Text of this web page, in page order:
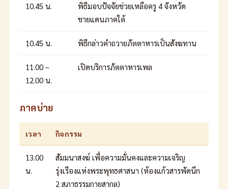
10.45 น.
พิธีมอบปัจจัยช่วยเหลือครู 4 จังหวัด
ชายแดนภาคใต้
10.45 น. พิธีกล่าวคำถวายภัตตาหารเป็นสังฆทาน
11.00 –
12.00 น.
เปิดบริการภัตตาหารเพล
ภาคบ่าย
เวลา กิจกรรม
13.00
น.
สัมมนาสงฆ์ เพื่อความมั่นคงและความเจริญ
รุ่งเรืองแห่งพระพุทธศาสนา (ห้องแก้วสารพัดนึก
2 สภาธรรมกายสากล)